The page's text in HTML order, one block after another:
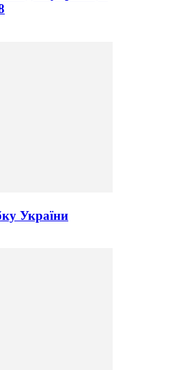
України